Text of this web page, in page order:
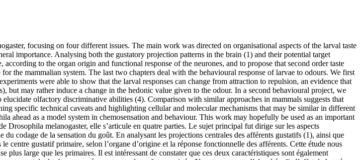
focusing on four different issues. The main work was directed on organisational aspects of the larval taste
importance. Analysing both the gustatory projection patterns in the brain (1) and their potential target
to the organ origin and functional response of the neurones, and to propose that second order taste
the mammalian system. The last two chapters deal with the behavioural response of larvae to odours. We first
were able to show that the larval responses can change from attraction to repulsion, an evidence that
but may rather induce a change in the hedonic value given to the odour. In a second behavioural project, we
olfactory discriminative abilities (4). Comparison with similar approaches in mammals suggests that
specific technical caveats and highlighting cellular and molecular mechanisms that may be similar in different
ahead as a model system in chemosensation and behaviour. This work may hopefully be used as an important
Drosophila melanogaster, elle s’articule en quatre parties. Le sujet principal fut dirige sur les aspects
codage de la sensation du goût. En analysant les projections centrales des afférents gustatifs (1), ainsi que
centre gustatif primaire, selon l’organe d’origine et la réponse fonctionnelle des afférents. Cette étude nous
plus large que les primaires. Il est intéressant de constater que ces deux caractéristiques sont également